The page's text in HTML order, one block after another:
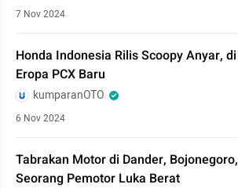
7 Nov 2024
Honda Indonesia Rilis Scoopy Anyar, di
Eropa PCX Baru
kumparanOTO
6 Nov 2024
Tabrakan Motor di Dander, Bojonegoro,
Seorang Pemotor Luka Berat